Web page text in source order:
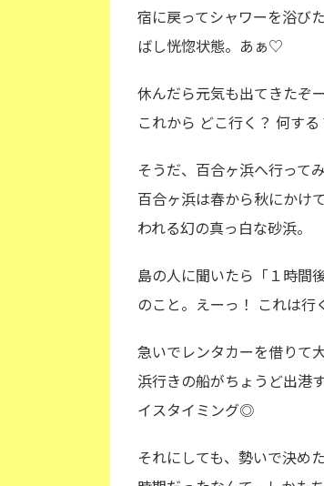
宿に戻ってシャワーを浴び
ばし恍惚状態。あぁ♡
休んだら元気も出てきたぞー
これから どこ行く？ 何する
そうだ、百合ヶ浜へ行ってみ
百合ヶ浜は春から秋にかけ
われる幻の真っ白な砂浜。
島の人に聞いたら「１時間
のこと。えーっ！ これは行
急いでレンタカーを借りて
浜行きの船がちょうど出港
イスタイミング◎
それにしても、勢いで決め